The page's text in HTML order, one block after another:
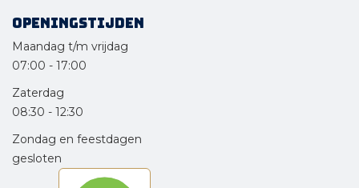
Openingstijden
Maandag t/m vrijdag
07:00 - 17:00
Zaterdag
08:30 - 12:30
Zondag en feestdagen
gesloten